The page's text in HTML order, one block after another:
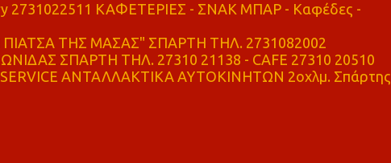
2731022511 ΚΑΦΕΤΕΡΙΕΣ - ΣΝΑΚ ΜΠΑΡ - Καφέδες -
ΤΗΣ ΜΑΣΑΣ" ΣΠΑΡΤΗ ΤΗΛ. 2731082002
ΣΠΑΡΤΗ ΤΗΛ. 27310 21138 - CAFE 27310 20510
ΑΝΤΑΛΛΑΚΤΙΚΑ ΑΥΤΟΚΙΝΗΤΩΝ 2οχλμ. Σπάρτης